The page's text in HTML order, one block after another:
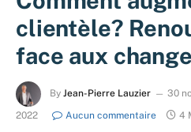
clientèle?
face aux
By Jean-Pierre Lauzier 30
2022
Aucun commentaire 4